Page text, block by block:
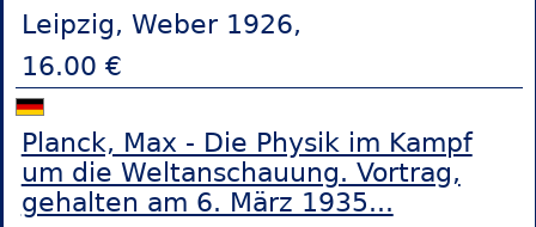
Leipzig, Weber 1926,
16.00 €
Planck, Max - Die Physik im Kampf
um die Weltanschauung. Vortrag,
gehalten am 6. März 1935...